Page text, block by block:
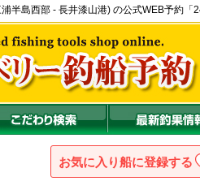
半島西部 - 長井漆山港) の公式WEB予約
お気に入り船に登録